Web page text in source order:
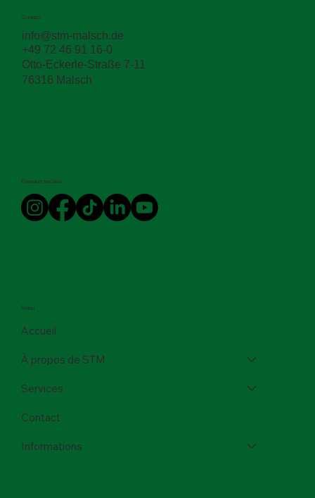
Menu
Accueil
À propos de STM
Services
Contact
Informations
Contact
info@stm-malsch.de
+49 72 46 91 16-0
Otto-Eckerle-Straße 7-11
76316 Malsch
Réseaux sociaux